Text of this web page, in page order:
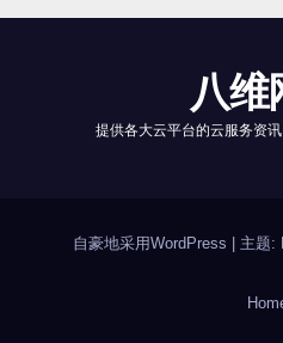
八维
提供各大云平台的云服务资
自豪地采用WordPress 主题: